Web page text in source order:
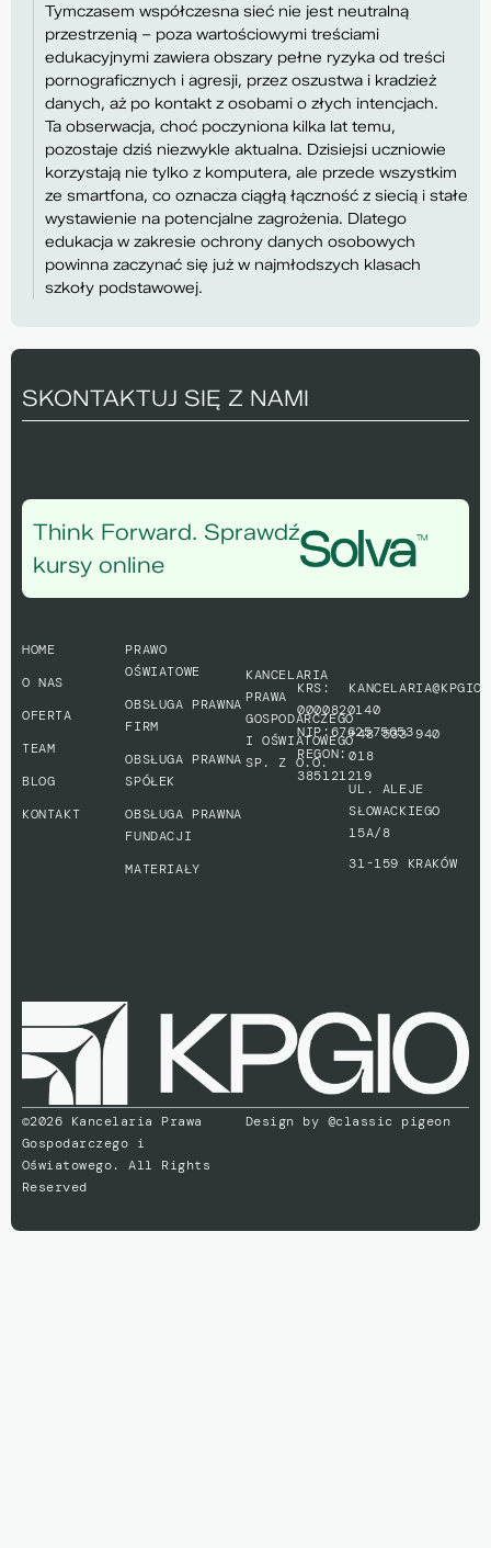
Tymczasem współczesna sieć nie jest neutralną
przestrzenią – poza wartościowymi treściami
edukacyjnymi zawiera obszary pełne ryzyka od treści
pornograficznych i agresji, przez oszustwa i kradzież
danych, aż po kontakt z osobami o złych intencjach.
Ta obserwacja, choć poczyniona kilka lat temu,
pozostaje dziś niezwykle aktualna. Dzisiejsi uczniowie
korzystają nie tylko z komputera, ale przede wszystkim
ze smartfona, co oznacza ciągłą łączność z siecią i stałe
wystawienie na potencjalne zagrożenia. Dlatego
edukacja w zakresie ochrony danych osobowych
powinna zaczynać się już w najmłodszych klasach
szkoły podstawowej.
SKONTAKTUJ SIĘ Z NAMI
Think Forward. Sprawdź
kursy online
KANCELARIA
PRAWA
GOSPODARCZEGO
I OŚWIATOWEGO
SP. Z O.O.
KRS:
0000820140
NIP:6762575653
REGON:
385121219
+48 533 940
018
UL. ALEJE
SŁOWACKIEGO
15A/8
31-159 KRAKÓW
HOME
O NAS
OFERTA
TEAM
BLOG
KONTAKT
PRAWO
OŚWIATOWE
OBSŁUGA PRAWNA
FIRM
OBSŁUGA PRAWNA
SPÓŁEK
OBSŁUGA PRAWNA
FUNDACJI
MATERIAŁY
©2026 Kancelaria Prawa
Gospodarczego i
Oświatowego. All Rights
Reserved
Design by @classic pigeon